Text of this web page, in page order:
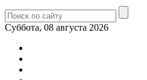
Суббота, 08 августа 2026